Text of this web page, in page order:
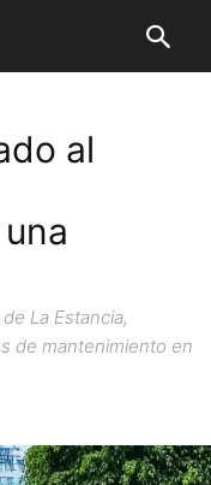
al
La Estancia,
de mantenimiento en